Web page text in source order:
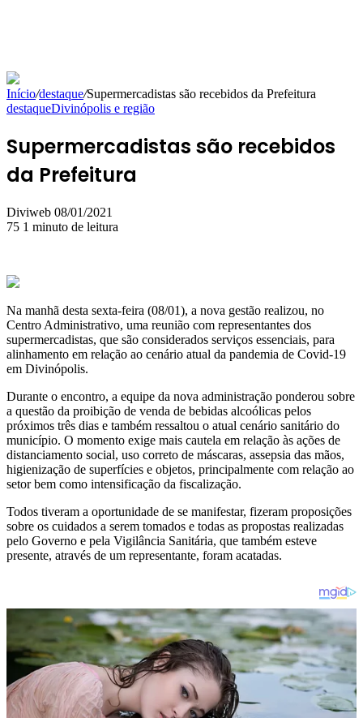
Início/destaque/Supermercadistas são recebidos da Prefeitura
destaqueDivinópolis e região
Supermercadistas são recebidos
da Prefeitura
Diviweb Mande
um
08/01/2021
75 1 minuto de leitura
Na manhã desta sexta-feira (08/01), a nova gestão realizou, no
Centro Administrativo, uma reunião com representantes dos
supermercadistas, que são considerados serviços essenciais, para
alinhamento em relação ao cenário atual da pandemia de Covid-19
em Divinópolis.
Durante o encontro, a equipe da nova administração ponderou sobre
a questão da proibição de venda de bebidas alcoólicas pelos
próximos três dias e também ressaltou o atual cenário sanitário do
município. O momento exige mais cautela em relação às ações de
distanciamento social, uso correto de máscaras, assepsia das mãos,
higienização de superfícies e objetos, principalmente com relação ao
setor bem como intensificação da fiscalização.
Todos tiveram a oportunidade de se manifestar, fizeram proposições
sobre os cuidados a serem tomados e todas as propostas realizadas
pelo Governo e pela Vigilância Sanitária, que também esteve
presente, através de um representante, foram acatadas.